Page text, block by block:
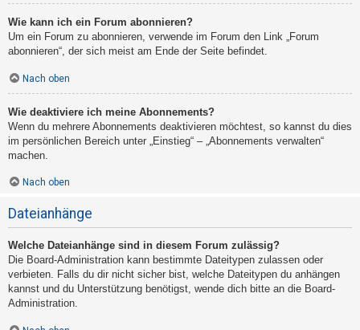
Wie kann ich ein Forum abonnieren?
Um ein Forum zu abonnieren, verwende im Forum den Link „Forum
abonnieren“, der sich meist am Ende der Seite befindet.
Nach oben
Wie deaktiviere ich meine Abonnements?
Wenn du mehrere Abonnements deaktivieren möchtest, so kannst du dies
im persönlichen Bereich unter „Einstieg“ – „Abonnements verwalten“
machen.
Nach oben
Dateianhänge
Welche Dateianhänge sind in diesem Forum zulässig?
Die Board-Administration kann bestimmte Dateitypen zulassen oder
verbieten. Falls du dir nicht sicher bist, welche Dateitypen du anhängen
kannst und du Unterstützung benötigst, wende dich bitte an die Board-
Administration.